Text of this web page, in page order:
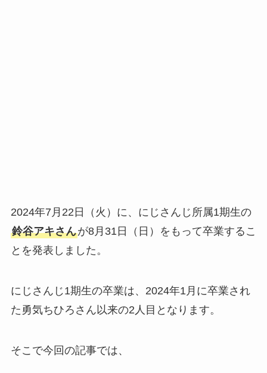
2024年7月22日（火）に、にじさんじ所属1期生の
鈴谷アキさんが8月31日（日）をもって卒業するこ
とを発表しました。
にじさんじ1期生の卒業は、2024年1月に卒業され
た勇気ちひろさん以来の2人目となります。
そこで今回の記事では、